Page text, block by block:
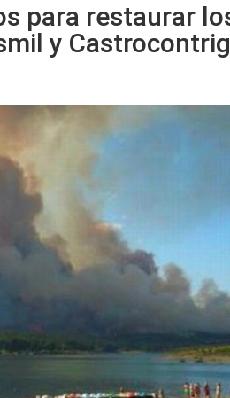
para restaurar
y